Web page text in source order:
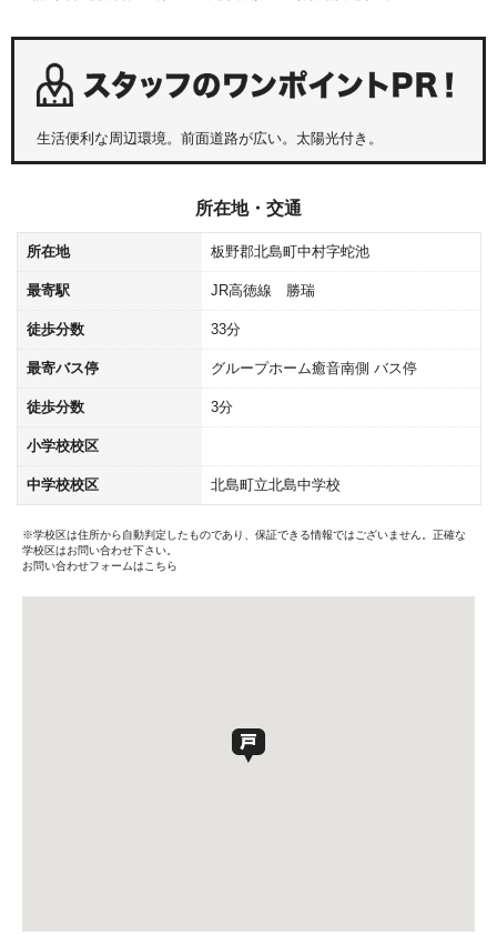
生活便利な周辺環境。前面道路が広い。太陽光付き。
所在地・交通
所在地 板野郡北島町中村字蛇池
最寄駅 JR高徳線 勝瑞
徒歩分数 33分
最寄バス停 グループホーム癒音南側 バス停
徒歩分数 3分
小学校校区
中学校校区 北島町立北島中学校
※学校区は住所から自動判定したものであり、保証できる情報ではございません。正確な
学校区はお問い合わせ下さい。
お問い合わせフォームはこちら